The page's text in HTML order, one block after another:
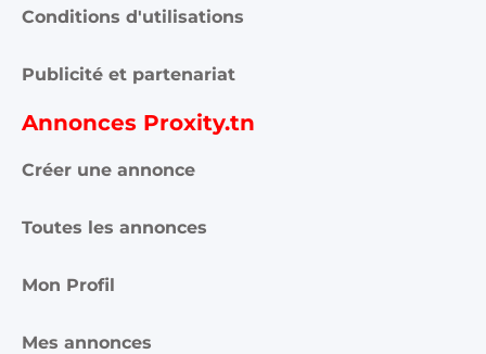
Conditions d'utilisations
Publicité et partenariat
Annonces Proxity.tn
Créer une annonce
Toutes les annonces
Mon Profil
Mes annonces